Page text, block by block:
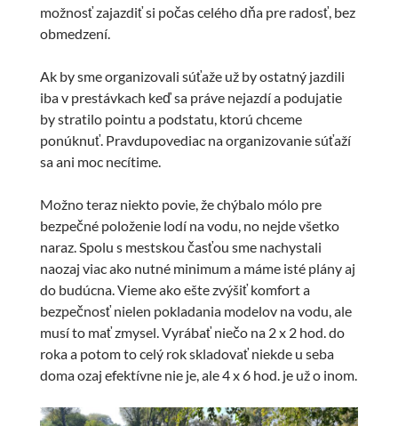
možnosť zajazdiť si počas celého dňa pre radosť, bez
obmedzení.
Ak by sme organizovali súťaže už by ostatný jazdili
iba v prestávkach keď sa práve nejazdí a podujatie
by stratilo pointu a podstatu, ktorú chceme
ponúknuť. Pravdupovediac na organizovanie súťaží
sa ani moc necítime.
Možno teraz niekto povie, že chýbalo mólo pre
bezpečné položenie lodí na vodu, no nejde všetko
naraz. Spolu s mestskou časťou sme nachystali
naozaj viac ako nutné minimum a máme isté plány aj
do budúcna. Vieme ako ešte zvýšiť komfort a
bezpečnosť nielen pokladania modelov na vodu, ale
musí to mať zmysel. Vyrábať niečo na 2 x 2 hod. do
roka a potom to celý rok skladovať niekde u seba
doma ozaj efektívne nie je, ale 4 x 6 hod. je už o inom.